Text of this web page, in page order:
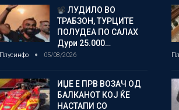
ЛУДИЛО ВО
ТРАБЗОН, ТУРЦИТЕ
ПОЛУДЕА ПО САЛАХ
Дури 25.000…
Плусинфо 05/08/2026
ИЏЕ Е ПРВ ВОЗАЧ ОД
БАЛКАНОТ КОЈ ЌЕ
НАСТАПИ СО